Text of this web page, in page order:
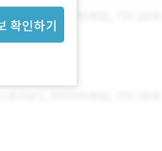
확인하기